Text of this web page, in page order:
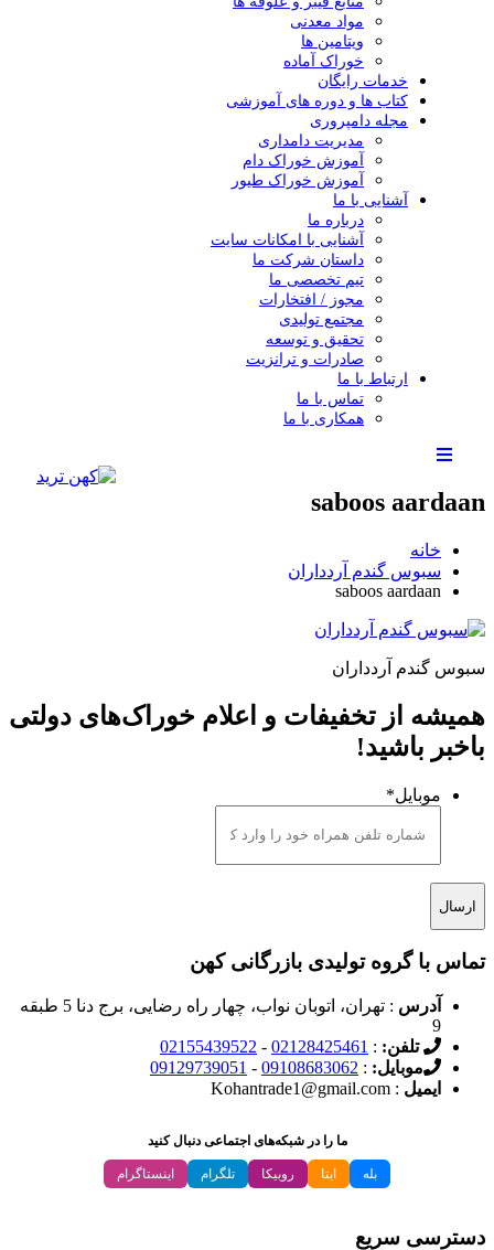
مواد معدنی
ویتامین ها
خوراک آماده
خدمات رایگان
کتاب‌ ها و دوره های آموزشی
مجله دامپروری
مدیریت دامداری
آموزش خوراک دام
آموزش خوراک طیور
آشنایی با ما
درباره ما
آشنایی با امکانات سایت
داستان شرکت ما
تیم تخصصی ما
مجوز / افتخارات
مجتمع تولیدی
تحقیق و توسعه
صادرات و ترانزیت
ارتباط با ما
تماس با ما
همکاری با ما
saboos aardaan
خانه
سبوس گندم آردداران
saboos aardaan
سبوس گندم آردداران
همیشه از تخفیفات و اعلام خوراک‌های دولتی
باخبر باشید!
موبایل*
تماس با گروه تولیدی بازرگانی کهن
آدرس
: تهران، اتوبان نواب، چهار راه رضایی، برج دنا 5 طبقه
9
تلفن: :
02128425461
-
02155439522
موبایل: :
09108683062
-
09129739051
ایمیل : Kohantrade1@gmail.com
ما را در شبکه‌های اجتماعی دنبال کنید
بله ایتا روبیکا تلگرام اینستاگرام
دسترسی سریع